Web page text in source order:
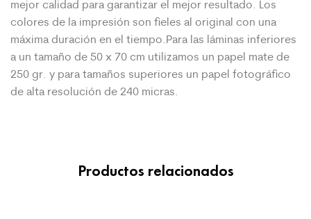
mejor calidad para garantizar el mejor resultado. Los
colores de la impresión son fieles al original con una
máxima duración en el tiempo.Para las láminas inferiores
a un tamaño de 50 x 70 cm utilizamos un papel mate de
250 gr. y para tamaños superiores un papel fotográfico
de alta resolución de 240 micras.
Productos relacionados